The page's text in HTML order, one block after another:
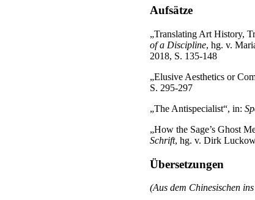
Aufsätze
„Translating Art History,
of a Discipline, hg. v.
2018, S. 135-148
„Elusive Aesthetics or
S. 295-297
„The Antispecialist“, in:
„How the Sage’s Ghost
Schrift, hg. v. Dirk
Übersetzungen
(Aus dem Chinesischen